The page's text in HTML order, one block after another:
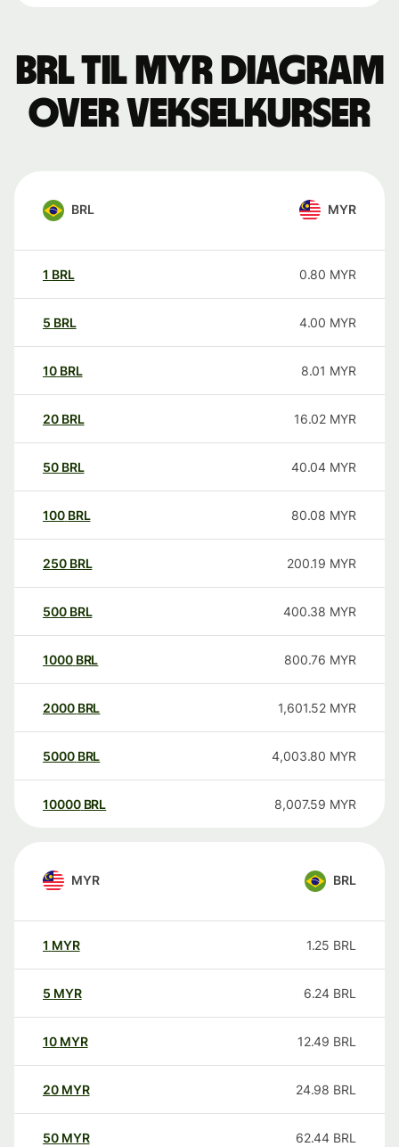
BRL til MYR Diagram
over vekselkurser
BRL MYR
1 BRL 0.80 MYR
5 BRL 4.00 MYR
10 BRL 8.01 MYR
20 BRL 16.02 MYR
50 BRL 40.04 MYR
100 BRL 80.08 MYR
250 BRL 200.19 MYR
500 BRL 400.38 MYR
1000 BRL 800.76 MYR
2000 BRL 1,601.52 MYR
5000 BRL 4,003.80 MYR
10000 BRL 8,007.59 MYR
MYR BRL
1 MYR 1.25 BRL
5 MYR 6.24 BRL
10 MYR 12.49 BRL
20 MYR 24.98 BRL
50 MYR 62.44 BRL